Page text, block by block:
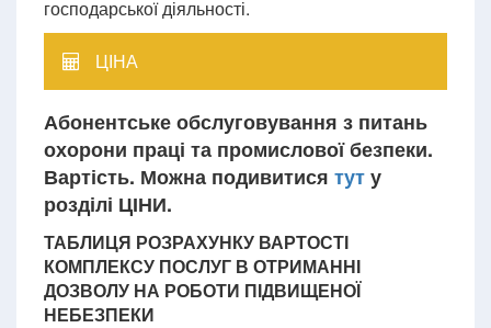
господарської діяльності.
ЦІНА
Абонентське обслуговування з питань
охорони праці та промислової безпеки.
Вартість. Можна подивитися туту
розділі ЦІНИ.
ТАБЛИЦЯ РОЗРАХУНКУ ВАРТОСТІ
КОМПЛЕКСУ ПОСЛУГ В ОТРИМАННІ
ДОЗВОЛУ НА РОБОТИ ПІДВИЩЕНОЇ
НЕБЕЗПЕКИ